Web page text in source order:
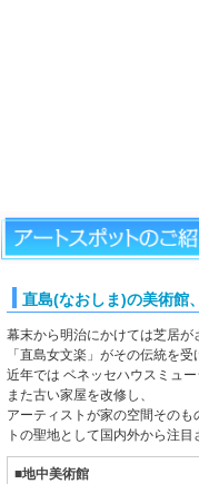
直島(なおしま)の美術館
幕末から明治にかけては芝居
「直島女文楽」がその伝統を受
近年では ベネッセハウスミュ
また古い家屋を改修し、
アーティストが家の空間その
トの聖地として国内外から注目
■地中美術館